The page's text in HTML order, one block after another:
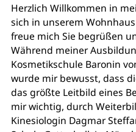
Herzlich Willkommen in
sich in unserem
freue mich Sie begrüßen
Während meiner
Kosmetikschule Baronin
wurde mir bewusst, dass
das größte Leitbild eines
mir wichtig, durch
Kinesiologin Dagmar